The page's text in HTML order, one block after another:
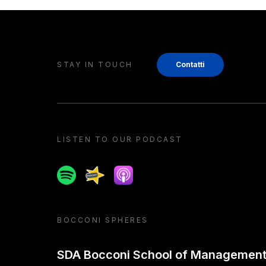
STAY IN TOUCH Contatti
LISTEN TO OUR PODCAST
SpotifySpreakerApple podcast
BOCCONI SPHERES
SDA Bocconi School of Management